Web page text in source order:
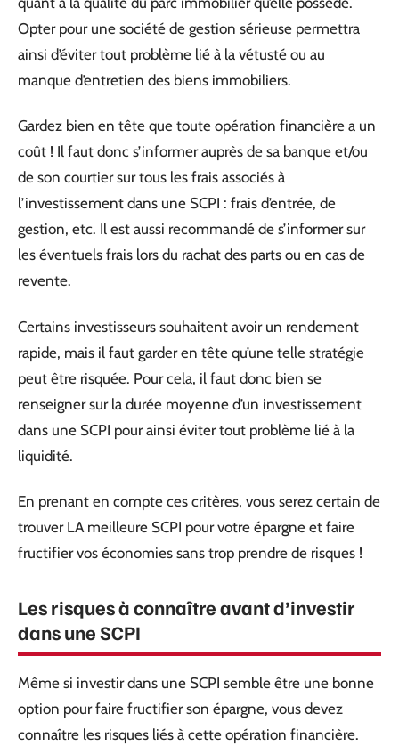
Opter pour une société de gestion sérieuse permettra
ainsi d’éviter tout problème lié à la vétusté ou au
manque d’entretien des biens immobiliers.
Gardez bien en tête que toute opération financière a un
coût ! Il faut donc s’informer auprès de sa banque et/ou
de son courtier sur tous les frais associés à
l’investissement dans une SCPI : frais d’entrée, de
gestion, etc. Il est aussi recommandé de s’informer sur
les éventuels frais lors du rachat des parts ou en cas de
revente.
Certains investisseurs souhaitent avoir un rendement
rapide, mais il faut garder en tête qu’une telle stratégie
peut être risquée. Pour cela, il faut donc bien se
renseigner sur la durée moyenne d’un investissement
dans une SCPI pour ainsi éviter tout problème lié à la
liquidité.
En prenant en compte ces critères, vous serez certain de
trouver LA meilleure SCPI pour votre épargne et faire
fructifier vos économies sans trop prendre de risques !
Les risques à connaître avant d’investir
dans une SCPI
Même si investir dans une SCPI semble être une bonne
option pour faire fructifier son épargne, vous devez
connaître les risques liés à cette opération financière.